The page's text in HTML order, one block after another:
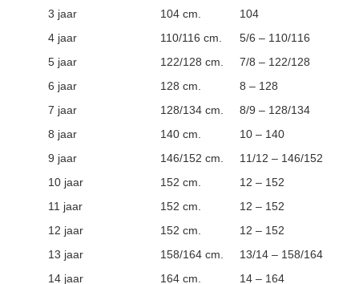
3 jaar
104 cm.
104
4 jaar
110/116 cm.
5/6 – 110/116
5 jaar
122/128 cm.
7/8 – 122/128
6 jaar
128 cm.
8 – 128
7 jaar
128/134 cm.
8/9 – 128/134
8 jaar
140 cm.
10 – 140
9 jaar
146/152 cm.
11/12 – 146/152
10 jaar
152 cm.
12 – 152
11 jaar
152 cm.
12 – 152
12 jaar
152 cm.
12 – 152
13 jaar
158/164 cm.
13/14 – 158/164
14 jaar
164 cm. 14 – 164